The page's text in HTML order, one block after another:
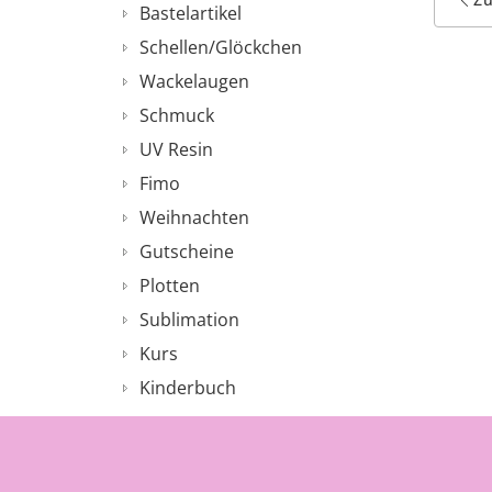
Bastelartikel
Schellen/Glöckchen
Wackelaugen
Schmuck
UV Resin
Fimo
Weihnachten
Gutscheine
Plotten
Sublimation
Kurs
Kinderbuch